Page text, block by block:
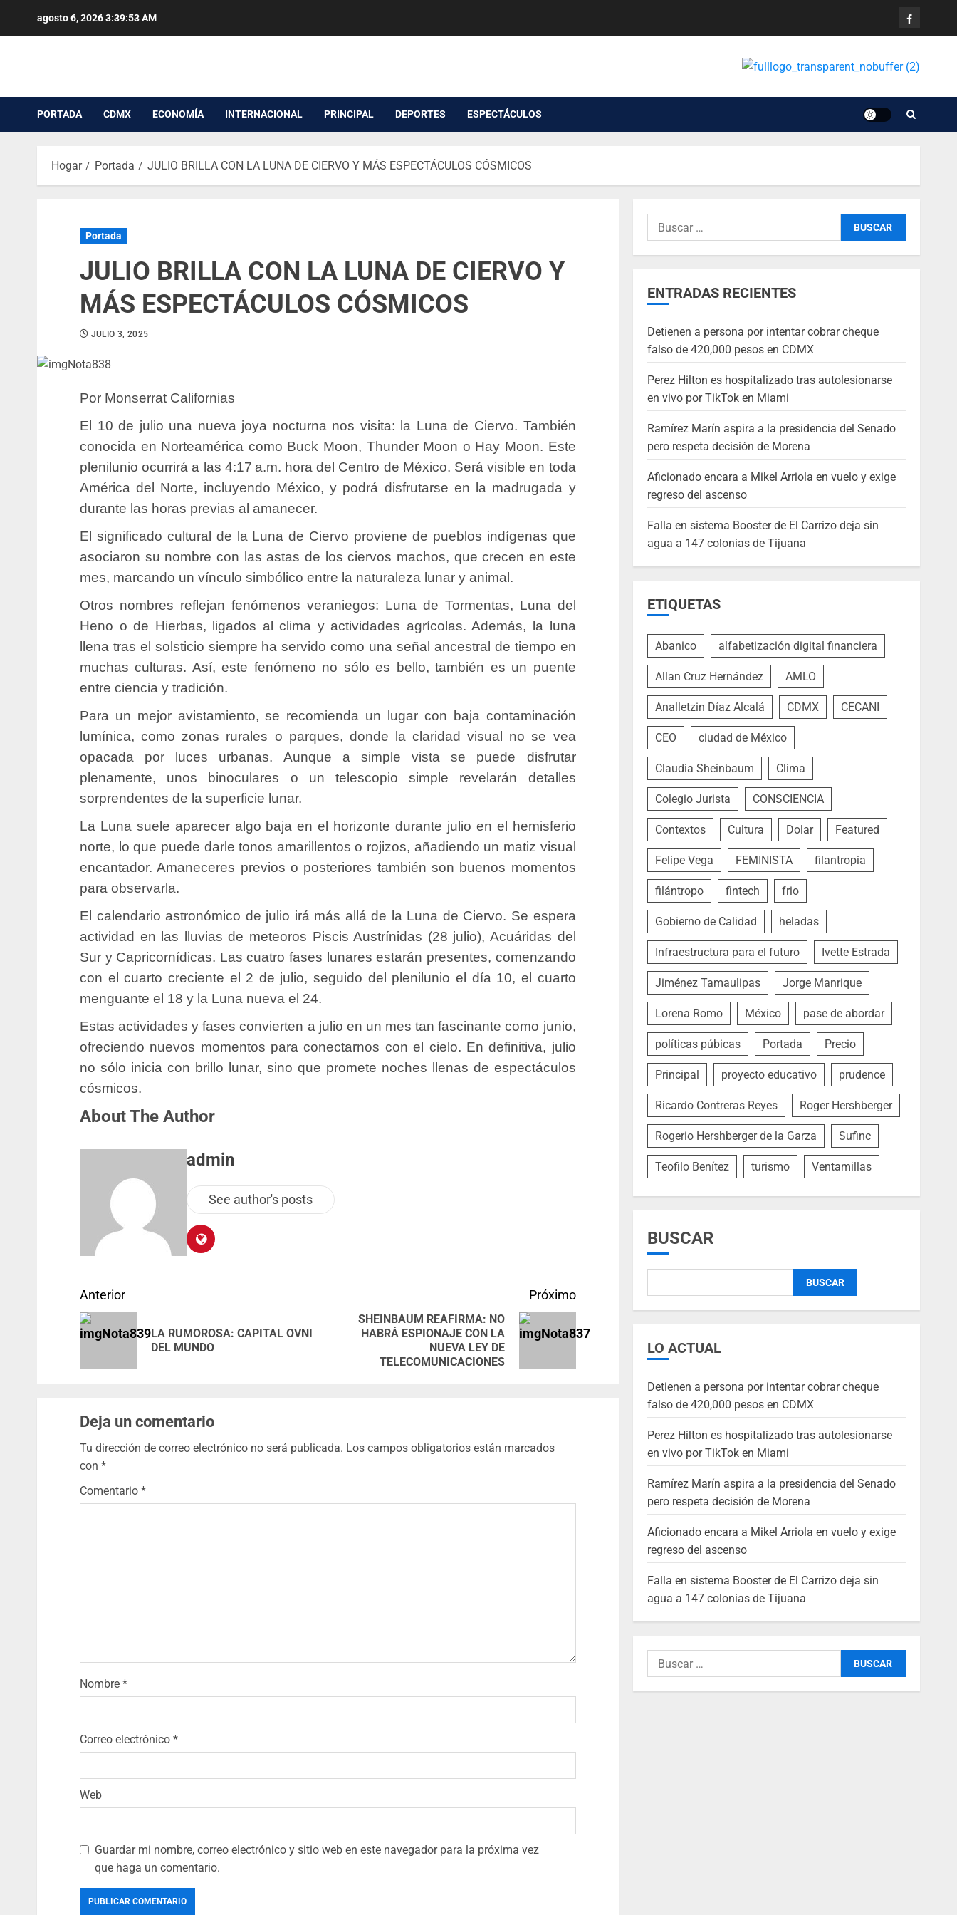
agosto 6, 20263:39:54 AM
PORTADA CDMX ECONOMÍA INTERNACIONAL PRINCIPAL DEPORTES ESPECTÁCULOS
Hogar Portada JULIO BRILLA CON LA LUNA DE CIERVO Y MÁS ESPECTÁCULOS CÓSMICOS
Portada
JULIO BRILLA CON LA LUNA DE CIERVO Y
MÁS ESPECTÁCULOS CÓSMICOS
JULIO 3, 2025
Por Monserrat Californias
El 10 de julio una nueva joya nocturna nos visita: la Luna de Ciervo. También
conocida en Norteamérica como Buck Moon, Thunder Moon o Hay Moon. Este
plenilunio ocurrirá a las 4:17 a.m. hora del Centro de México. Será visible en toda
América del Norte, incluyendo México, y podrá disfrutarse en la madrugada y
durante las horas previas al amanecer.
El significado cultural de la Luna de Ciervo proviene de pueblos indígenas que
asociaron su nombre con las astas de los ciervos machos, que crecen en este
mes, marcando un vínculo simbólico entre la naturaleza lunar y animal.
Otros nombres reflejan fenómenos veraniegos: Luna de Tormentas, Luna del
Heno o de Hierbas, ligados al clima y actividades agrícolas. Además, la luna
llena tras el solsticio siempre ha servido como una señal ancestral de tiempo en
muchas culturas. Así, este fenómeno no sólo es bello, también es un puente
entre ciencia y tradición.
Para un mejor avistamiento, se recomienda un lugar con baja contaminación
lumínica, como zonas rurales o parques, donde la claridad visual no se vea
opacada por luces urbanas. Aunque a simple vista se puede disfrutar
plenamente, unos binoculares o un telescopio simple revelarán detalles
sorprendentes de la superficie lunar.
La Luna suele aparecer algo baja en el horizonte durante julio en el hemisferio
norte, lo que puede darle tonos amarillentos o rojizos, añadiendo un matiz visual
encantador. Amaneceres previos o posteriores también son buenos momentos
para observarla.
El calendario astronómico de julio irá más allá de la Luna de Ciervo. Se espera
actividad en las lluvias de meteoros Piscis Austrínidas (28 julio), Acuáridas del
Sur y Capricornídicas. Las cuatro fases lunares estarán presentes, comenzando
con el cuarto creciente el 2 de julio, seguido del plenilunio el día 10, el cuarto
menguante el 18 y la Luna nueva el 24.
Estas actividades y fases convierten a julio en un mes tan fascinante como junio,
ofreciendo nuevos momentos para conectarnos con el cielo. En definitiva, julio
no sólo inicia con brillo lunar, sino que promete noches llenas de espectáculos
cósmicos.
About The Author
admin
See author's posts
Anterior
LA RUMOROSA: CAPITAL OVNI
DEL MUNDO
Próximo
SHEINBAUM REAFIRMA: NO
HABRÁ ESPIONAJE CON LA
NUEVA LEY DE
TELECOMUNICACIONES
Deja un comentario
Tu dirección de correo electrónico no será publicada. Los campos obligatorios están marcados
con *
Comentario *
Nombre *
Correo electrónico *
Web
Guardar mi nombre, correo electrónico y sitio web en este navegador para la próxima vez
que haga un comentario.
ENTRADAS RECIENTES
Detienen a persona por intentar cobrar cheque
falso de 420,000 pesos en CDMX
Perez Hilton es hospitalizado tras autolesionarse
en vivo por TikTok en Miami
Ramírez Marín aspira a la presidencia del Senado
pero respeta decisión de Morena
Aficionado encara a Mikel Arriola en vuelo y exige
regreso del ascenso
Falla en sistema Booster de El Carrizo deja sin
agua a 147 colonias de Tijuana
ETIQUETAS
Abanico alfabetización digital financiera
Allan Cruz Hernández AMLO
Analletzin Díaz Alcalá CDMX CECANI
CEO ciudad de México
Claudia Sheinbaum Clima
Colegio Jurista CONSCIENCIA
Contextos Cultura Dolar Featured
Felipe Vega FEMINISTA filantropia
filántropo fintech frio
Gobierno de Calidad heladas
Infraestructura para el futuro Ivette Estrada
Jiménez Tamaulipas Jorge Manrique
Lorena Romo México pase de abordar
políticas púbicas Portada Precio
Principal proyecto educativo prudence
Ricardo Contreras Reyes Roger Hershberger
Rogerio Hershberger de la Garza Sufinc
Teofilo Benítez turismo Ventamillas
BUSCAR
BUSCAR
LO ACTUAL
Detienen a persona por intentar cobrar cheque
falso de 420,000 pesos en CDMX
Perez Hilton es hospitalizado tras autolesionarse
en vivo por TikTok en Miami
Ramírez Marín aspira a la presidencia del Senado
pero respeta decisión de Morena
Aficionado encara a Mikel Arriola en vuelo y exige
regreso del ascenso
Falla en sistema Booster de El Carrizo deja sin
agua a 147 colonias de Tijuana